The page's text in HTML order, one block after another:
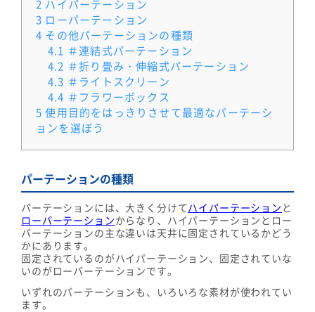
2 ハイパーテーション
3 ローパーテーション
4 その他パーテーションの種類
4.1 ＃連結式パーテーション
4.2 ＃折り畳み・伸縮式パーテーション
4.3 ＃ライトスクリーン
4.4 ＃フラワーボックス
5 使用目的をはっきりさせて最適なパーテーシ
ョンを選ぼう
パーテーションの種類
パーテーションには、大きく分けてハイパーテーション と
ローパーテーションからなり、ハイパーテーションとロー
パーテーションの主な違いは天井に固定されているかどう
かにあります。
固定されているのがハイパーテーション、固定されていな
いのがローパーテーションです。
いずれのパーテーションも、いろいろな素材が使われてい
ます。